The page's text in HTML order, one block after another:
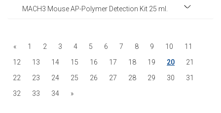
MACH3 Mouse AP-Polymer Detection Kit 25 ml.
« 1 2 3 4 5 6 7 8 9 10
11
12
13 14 15 16 17 18 19 20
21
22
23 24 25 26 27 28 29 30
31
32
33 34 »